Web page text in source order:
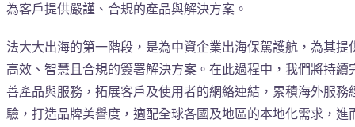
為客戶提供嚴謹、合規的產品與解決方案。
法大大出海的第一階段，是為中資企業出海保駕護航，為其提
高效、智慧且合規的簽署解決方案。在此過程中，我們將持續
善產品與服務，拓展客戶及使用者的網絡連結，累積海外服務
驗，打造品牌美譽度，適配全球各國及地區的本地化需求，進